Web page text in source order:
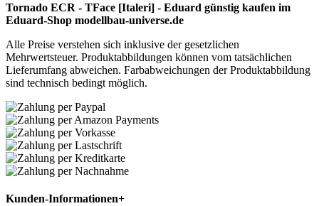
Tornado ECR - TFace [Italeri] - Eduard günstig kaufen im
Eduard-Shop modellbau-universe.de
Alle Preise verstehen sich inklusive der gesetzlichen
Mehrwertsteuer. Produktabbildungen können vom tatsächlichen
Lieferumfang abweichen. Farbabweichungen der Produktabbildung
sind technisch bedingt möglich.
Kunden-Informationen+